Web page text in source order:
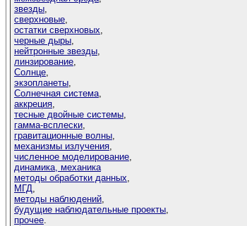
звезды
сверхновые
остатки сверхновых
черные дыры
нейтронные звезды
линзирование
Солнце
экзопланеты
Солнечная система
аккреция
тесные двойные системы
гамма-всплески
гравитационные волны
механизмы излучения
численное моделирование
динамика, механика
методы обработки данных
МГД
методы наблюдений
будущие наблюдательные проекты
прочее